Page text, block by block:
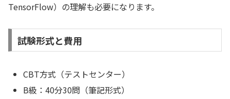
TensorFlow）の理解も必要になります。
試験形式と費用
CBT方式（テストセンター）
B級：40分30問（筆記形式）